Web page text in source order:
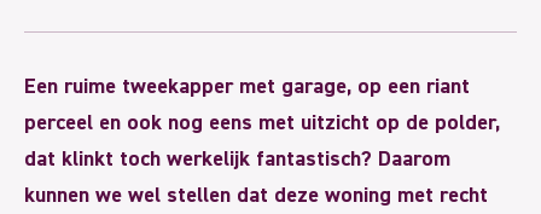
Een ruime tweekapper met garage, op een riant
perceel en ook nog eens met uitzicht op de polder,
dat klinkt toch werkelijk fantastisch? Daarom
kunnen we wel stellen dat deze woning met recht